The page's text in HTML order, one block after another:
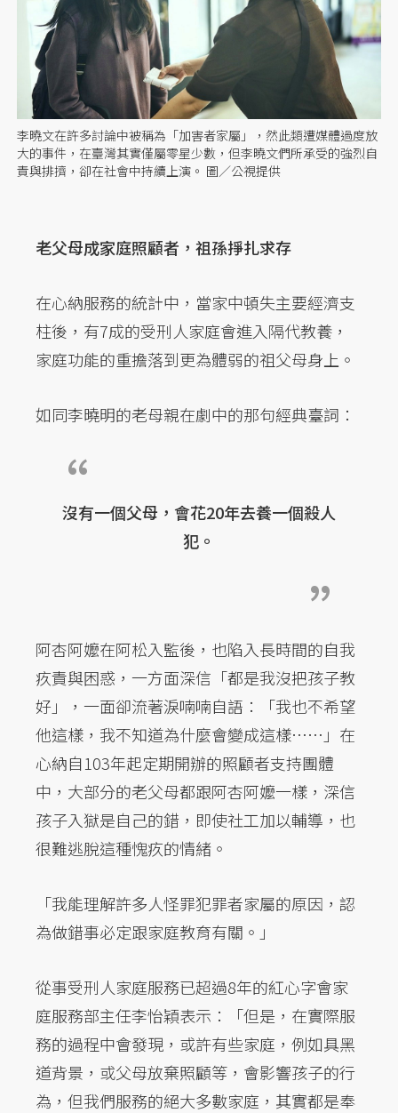
李曉文在許多討論中被稱為「加害者家屬」，然此類遭媒體過度放
大的事件，在臺灣其實僅屬零星少數，但李曉文們所承受的強烈自
責與排擠，卻在社會中持續上演。 圖／公視提供
老父母成家庭照顧者，祖孫掙扎求存
在心納服務的統計中，當家中頓失主要經濟支
柱後，有7成的受刑人家庭會進入隔代教養，
家庭功能的重擔落到更為體弱的祖父母身上。
如同李曉明的老母親在劇中的那句經典臺詞：
沒有一個父母，會花20年去養一個殺人
犯。
阿杏阿嬤在阿松入監後，也陷入長時間的自我
疚責與困惑，一方面深信「都是我沒把孩子教
好」，一面卻流著淚喃喃自語：「我也不希望
他這樣，我不知道為什麼會變成這樣……」在
心納自103年起定期開辦的照顧者支持團體
中，大部分的老父母都跟阿杏阿嬤一樣，深信
孩子入獄是自己的錯，即使社工加以輔導，也
很難逃脫這種愧疚的情緒。
「我能理解許多人怪罪犯罪者家屬的原因，認
為做錯事必定跟家庭教育有關。」
從事受刑人家庭服務已超過8年的紅心字會家
庭服務部主任李怡穎表示：「但是，在實際服
務的過程中會發現，或許有些家庭，例如具黑
道背景，或父母放棄照顧等，會影響孩子的行
為，但我們服務的絕大多數家庭，其實都是奉